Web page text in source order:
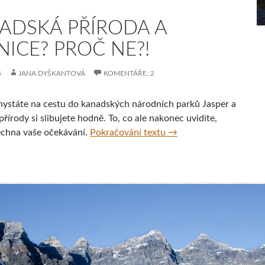
PŘÍRODA A
PROČ NE?!
JANA DYŠKANTOVÁ KOMENTÁŘE: 2
na cestu do kanadských národních parků Jasper a
si slibujete hodně. To, co ale nakonec uvidíte,
vaše očekávání. Pokračování textu Kanadská příroda a
→